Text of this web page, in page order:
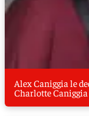
Alex Caniggia le
Charlotte